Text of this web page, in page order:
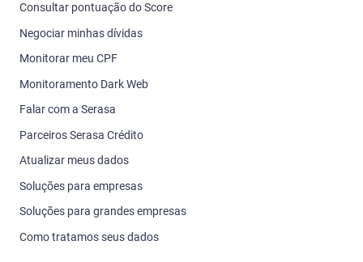
Consultar pontuação do Score
Negociar minhas dívidas
Monitorar meu CPF
Monitoramento Dark Web
Falar com a Serasa
Parceiros Serasa Crédito
Atualizar meus dados
Soluções para empresas
Soluções para grandes empresas
Como tratamos seus dados